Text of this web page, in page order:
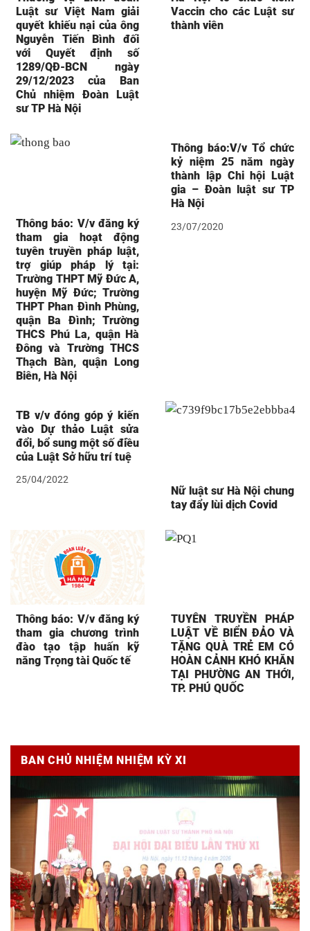
Luật sư Việt Nam giải
quyết khiếu nại của ông
Nguyễn Tiến Bình đối
với Quyết định số
1289/QĐ-BCN ngày
29/12/2023 của Ban
Chủ nhiệm Đoàn Luật
sư TP Hà Nội
Vaccin cho các Luật sư
thành viên
Thông báo: V/v đăng ký
tham gia hoạt động
tuyên truyền pháp luật,
trợ giúp pháp lý tại:
Trường THPT Mỹ Đức A,
huyện Mỹ Đức; Trường
THPT Phan Đình Phùng,
quận Ba Đình; Trường
THCS Phú La, quận Hà
Đông và Trường THCS
Thạch Bàn, quận Long
Biên, Hà Nội
Thông báo:V/v Tổ chức
kỷ niệm 25 năm ngày
thành lập Chi hội Luật
gia – Đoàn luật sư TP
Hà Nội
23/07/2020
TB v/v đóng góp ý kiến
vào Dự thảo Luật sửa
đổi, bổ sung một số điều
của Luật Sở hữu trí tuệ
25/04/2022
Nữ luật sư Hà Nội chung
tay đẩy lùi dịch Covid
Thông báo: V/v đăng ký
tham gia chương trình
đào tạo tập huấn kỹ
năng Trọng tài Quốc tế
TUYÊN TRUYỀN PHÁP
LUẬT VỀ BIỂN ĐẢO VÀ
TẶNG QUÀ TRẺ EM CÓ
HOÀN CẢNH KHÓ KHĂN
TẠI PHƯỜNG AN THỚI,
TP. PHÚ QUỐC
BAN CHỦ NHIỆM NHIỆM KỲ XI